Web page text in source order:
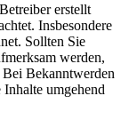
erstellt
Insbesondere
Sollten Sie
werden,
Bekanntwerden
umgehend